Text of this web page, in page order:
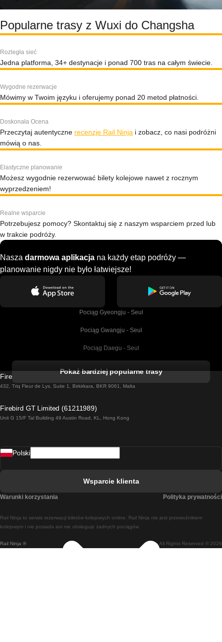
Popularne trasy z Wuxi do Changsha
Rozległa sieć
Jedna platforma, 34+ destynacje i ponad 700 tras na całym świecie.
Wygodne rezerwacje
Mówimy w Twoim języku i oferujemy ponad 20 metod płatności.
Doskonała Ocena
Przeczytaj autentyczne recenzje Rail Ninja i zobacz, co nasi podróżni
mówią o nas.
Elastyczne planowanie
Możesz wygodnie rezerwować bilety kolejowe nawet z rocznym
wyprzedzeniem!
Realne wsparcie
Potrzebujesz pomocy? Skontaktuj się z naszym wsparciem przed lub
w trakcie podróży.
Nasza darmowa aplikacja na każdy etap podróży —
planowanie nigdy nie było łatwiejsze!
Pociąg Gyeongju - Seul
Pociąg Gwangju - Seul
Pociąg Daegu - Seul
Pociąg Dublin - Galway
Pociąg Rzym - Neapol
Pociąg Madryt - Lizbona
Pociąg Madryt - Barcelona
Pokaż bardziej popularne trasy
Firebird GT Limited (OC 1451)
432, Triq Fleur de Lys, Suite 1, Birkirkara, BKR 9061, Malta
Firebird GT Limited (61211989)
Unit G 15/F Tal Building 49 Austin Road, KL, Hong Kong
Rail Ninja ® All Rights Reserved © 2026
Rail Ninja to serwis rezerwacji biletów kolejowych online. Rail Ninja nie jest przewoźnikiem
kolejowym i nie posiada ani nie obsługuje żadnych pociągów.
Polski
Wsparcie klienta
Warunki korzystania Polityka prywatności